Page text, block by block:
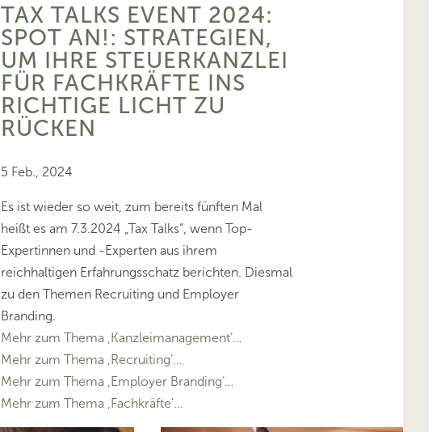
TAX TALKS EVENT 2024:
SPOT AN!: STRATEGIEN,
UM IHRE STEUERKANZLEI
FÜR FACHKRÄFTE INS
RICHTIGE LICHT ZU
RÜCKEN
5 Feb., 2024
Es ist wieder so weit, zum bereits fünften Mal
heißt es am 7.3.2024 „Tax Talks“, wenn Top-
Expertinnen und -Experten aus ihrem
reichhaltigen Erfahrungsschatz berichten. Diesmal
zu den Themen Recruiting und Employer
Branding.
Mehr zum Thema ‚Kanzleimanagement’…
Mehr zum Thema ‚Recruiting’…
Mehr zum Thema ‚Employer Branding’…
Mehr zum Thema ‚Fachkräfte’…